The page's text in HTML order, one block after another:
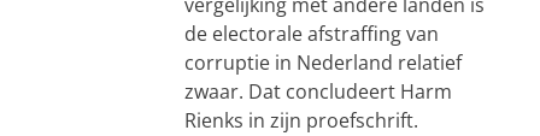
de electorale afstraffing van
corruptie in Nederland relatief
zwaar. Dat concludeert Harm
Rienks in zijn proefschrift.